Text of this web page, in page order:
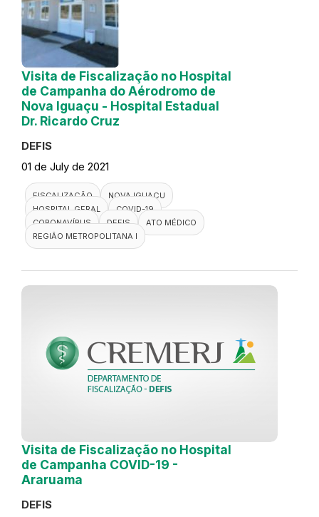
Visita de Fiscalização no Hospital
de Campanha do Aérodromo de
Nova Iguaçu - Hospital Estadual
Dr. Ricardo Cruz
DEFIS
01 de July de 2021
FISCALIZAÇÃO
NOVA IGUAÇU
HOSPITAL GERAL
COVID-19
CORONAVÍRUS
DEFIS
ATO MÉDICO
REGIÃO METROPOLITANA I
Visita de Fiscalização no Hospital
de Campanha COVID-19 -
Araruama
DEFIS